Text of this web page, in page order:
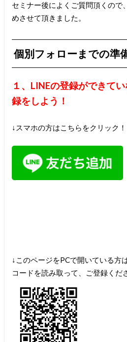
セミナー後によくご質問頂くので
めさせて頂きました。
個別フォローまでの準
１、LINEの登録ができて
録をしよう！
↓スマホの方はこちらをクリック！
↓このページをPCで開いている方
コードを読み取って、ご登録くだ